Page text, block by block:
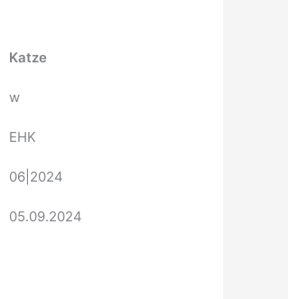
Katze
w
EHK
06|2024
05.09.2024